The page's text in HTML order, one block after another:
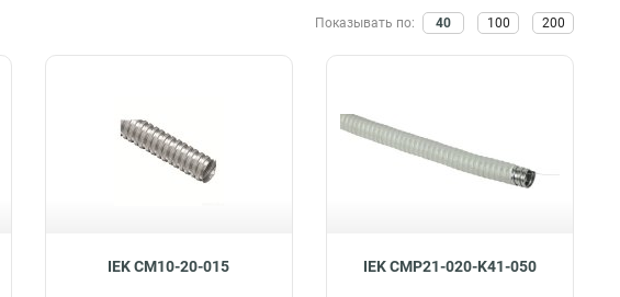
Показывать по: 40 100 200
IEK CM10-20-015 IEK CMP21-020-K41-050